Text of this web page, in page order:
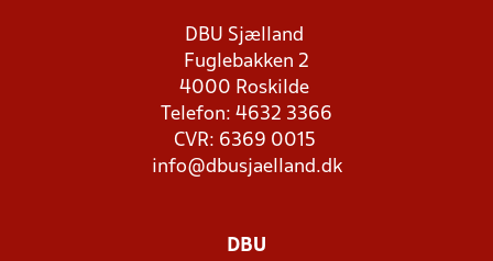
DBU Sjælland
Fuglebakken 2
4000 Roskilde
Telefon: 4632 3366
CVR: 6369 0015
info@dbusjaelland.dk
DBU